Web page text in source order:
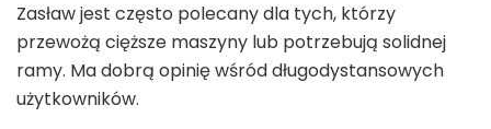
Zasław jest często polecany dla tych, którzy
przewożą cięższe maszyny lub potrzebują solidnej
ramy. Ma dobrą opinię wśród długodystansowych
użytkowników.